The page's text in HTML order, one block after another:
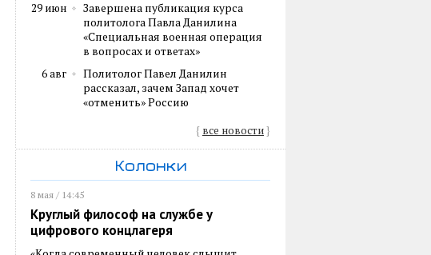
29 июн
Завершена публикация курса
политолога Павла Данилина
«Специальная военная операция
в вопросах и ответах»
6 авг
Политолог Павел Данилин
рассказал, зачем Запад хочет
«отменить» Россию
{ все новости}
Колонки
8 мая / 14:45
Круглый философ на службе у
цифрового концлагеря